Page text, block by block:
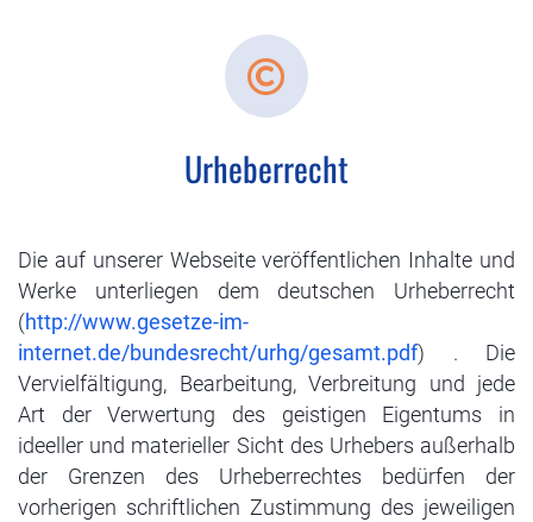
Urheberrecht
Die auf unserer Webseite veröffentlichen Inhalte und
Werke unterliegen dem deutschen Urheberrecht
(http://www.gesetze-im-
internet.de/bundesrecht/urhg/gesamt.pdf) . Die
Vervielfältigung, Bearbeitung, Verbreitung und jede
Art der Verwertung des geistigen Eigentums in
ideeller und materieller Sicht des Urhebers außerhalb
der Grenzen des Urheberrechtes bedürfen der
vorherigen schriftlichen Zustimmung des jeweiligen